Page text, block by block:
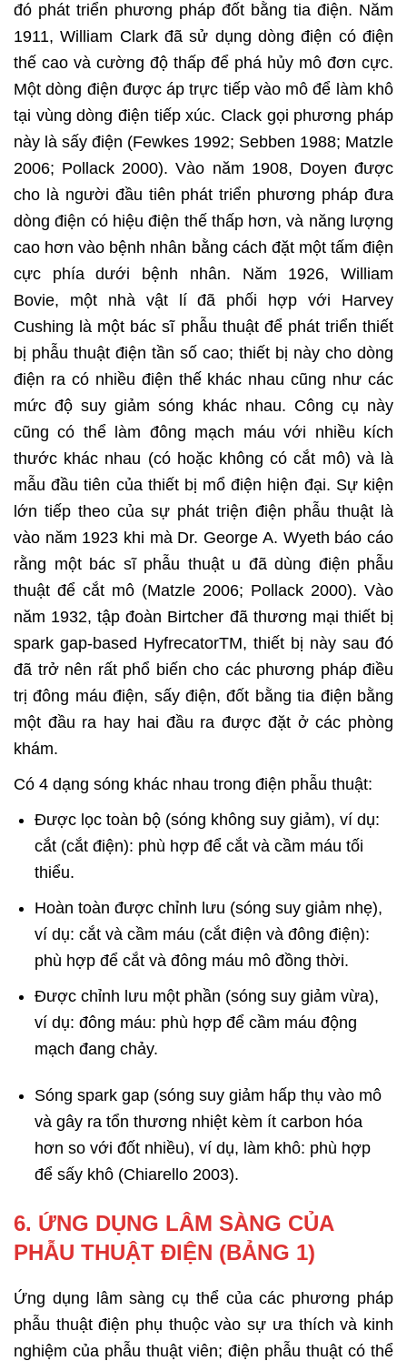
đó phát triển phương pháp đốt bằng tia điện. Năm
1911, William Clark đã sử dụng dòng điện có điện
thế cao và cường độ thấp để phá hủy mô đơn cực.
Một dòng điện được áp trực tiếp vào mô để làm khô
tại vùng dòng điện tiếp xúc. Clack gọi phương pháp
này là sấy điện (Fewkes 1992; Sebben 1988; Matzle
2006; Pollack 2000). Vào năm 1908, Doyen được
cho là người đầu tiên phát triển phương pháp đưa
dòng điện có hiệu điện thế thấp hơn, và năng lượng
cao hơn vào bệnh nhân bằng cách đặt một tấm điện
cực phía dưới bệnh nhân. Năm 1926, William
Bovie, một nhà vật lí đã phối hợp với Harvey
Cushing là một bác sĩ phẫu thuật để phát triển thiết
bị phẫu thuật điện tần số cao; thiết bị này cho dòng
điện ra có nhiều điện thế khác nhau cũng như các
mức độ suy giảm sóng khác nhau. Công cụ này
cũng có thể làm đông mạch máu với nhiều kích
thước khác nhau (có hoặc không có cắt mô) và là
mẫu đầu tiên của thiết bị mổ điện hiện đại. Sự kiện
lớn tiếp theo của sự phát triện điện phẫu thuật là
vào năm 1923 khi mà Dr. George A. Wyeth báo cáo
rằng một bác sĩ phẫu thuật u đã dùng điện phẫu
thuật để cắt mô (Matzle 2006; Pollack 2000). Vào
năm 1932, tập đoàn Birtcher đã thương mại thiết bị
spark gap-based HyfrecatorTM, thiết bị này sau đó
đã trở nên rất phổ biến cho các phương pháp điều
trị đông máu điện, sấy điện, đốt bằng tia điện bằng
một đầu ra hay hai đầu ra được đặt ở các phòng
khám.
Có 4 dạng sóng khác nhau trong điện phẫu thuật:
Được lọc toàn bộ (sóng không suy giảm), ví dụ:
cắt (cắt điện): phù hợp để cắt và cầm máu tối
thiểu.
Hoàn toàn được chỉnh lưu (sóng suy giảm nhẹ),
ví dụ: cắt và cầm máu (cắt điện và đông điện):
phù hợp để cắt và đông máu mô đồng thời.
Được chỉnh lưu một phần (sóng suy giảm vừa),
ví dụ: đông máu: phù hợp để cầm máu động
mạch đang chảy.
Sóng spark gap (sóng suy giảm hấp thụ vào mô
và gây ra tổn thương nhiệt kèm ít carbon hóa
hơn so với đốt nhiều), ví dụ, làm khô: phù hợp
để sấy khô (Chiarello 2003).
6. ỨNG DỤNG LÂM SÀNG CỦA
PHẪU THUẬT ĐIỆN (BẢNG 1)
Ứng dụng lâm sàng cụ thể của các phương pháp
phẫu thuật điện phụ thuộc vào sự ưa thích và kinh
nghiệm của phẫu thuật viên; điện phẫu thuật có thể